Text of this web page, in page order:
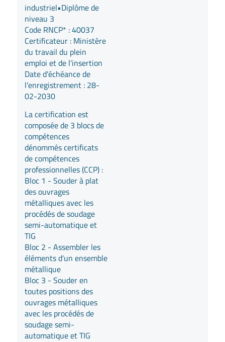
industriel•Diplôme de
niveau 3
Code RNCP* :40037
Certificateur : Ministère
du travail du plein
emploi et de l'insertion
Date d'échéance de
l'enregistrement : 28-
02-2030
La certification est
composée de 3 blocs de
compétences
dénommés certificats
de compétences
professionnelles (CCP) :
Bloc 1 - Souder à plat
des ouvrages
métalliques avec les
procédés de soudage
semi-automatique et
TIG
Bloc 2 - Assembler les
éléments d'un ensemble
métallique
Bloc 3 - Souder en
toutes positions des
ouvrages métalliques
avec les procédés de
soudage semi-
automatique et TIG